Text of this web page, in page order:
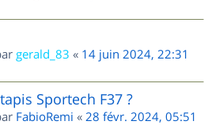
gerald_83 « 14 juin 2024, 22:31
Sportech F37 ?
FabioRemi « 28 févr. 2024, 05:51